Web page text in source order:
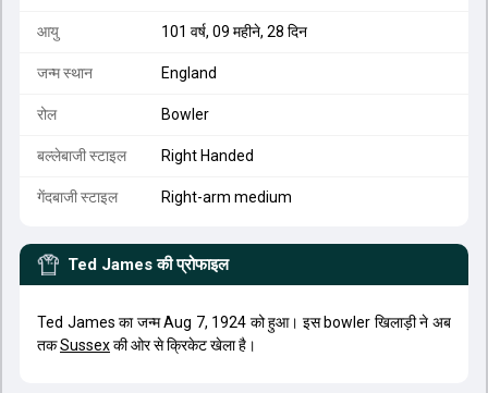
आयु 101 वर्ष, 09 महीने, 28 दिन
जन्म स्थान England
रोल Bowler
बल्लेबाजी स्टाइल Right Handed
गेंदबाजी स्टाइल Right-arm medium
Ted James की प्रोफाइल
Ted James का जन्म Aug 7, 1924 को हुआ। इस bowler खिलाड़ी ने अब
तकSussexकी ओर से क्रिकेट खेला है।